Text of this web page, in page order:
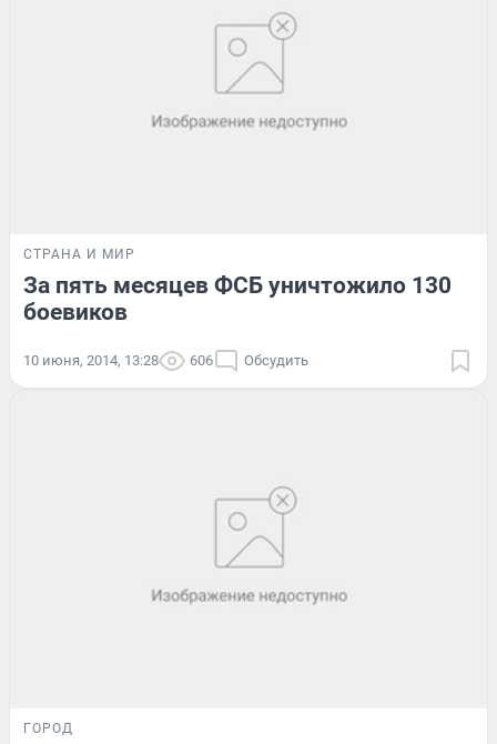
СТРАНА И МИР
За пять месяцев ФСБ уничтожило 130
боевиков
10 июня, 2014, 13:28 606 Обсудить
ГОРОД